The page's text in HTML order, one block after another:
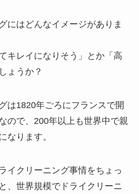
にはどんなイメージがありま
キレイになりそう」とか「高
ょうか？
は1820年ごろにフランスで開
ので、200年以上も世界中で親
なります。
イクリーニング事情をちょっ
、世界規模でドライクリーニ